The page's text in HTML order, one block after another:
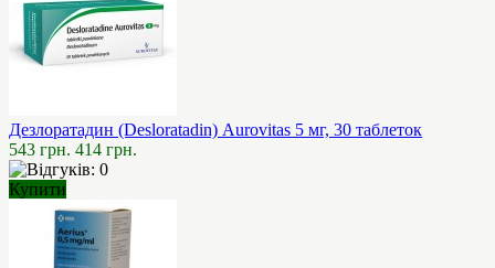
Дезлоратадин (Desloratadin) Aurovitas 5 мг, 30 таблеток
543 грн. 414 грн.
Купити